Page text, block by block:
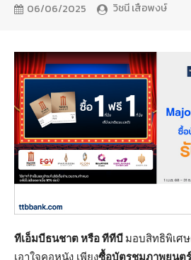
06/06/2025 วิชนี เสือพงษ์
ทีเอ็มบีธนชาต หรือ ทีทีบี มอบสิทธิพิเศ
เอาใจคอหนัง เพียงซื้อบัตรชมภาพยนตร์